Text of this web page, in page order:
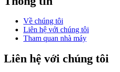
Về chúng tôi
Liên hệ với chúng tôi
Tham quan nhà máy
Liên hệ với chúng tôi